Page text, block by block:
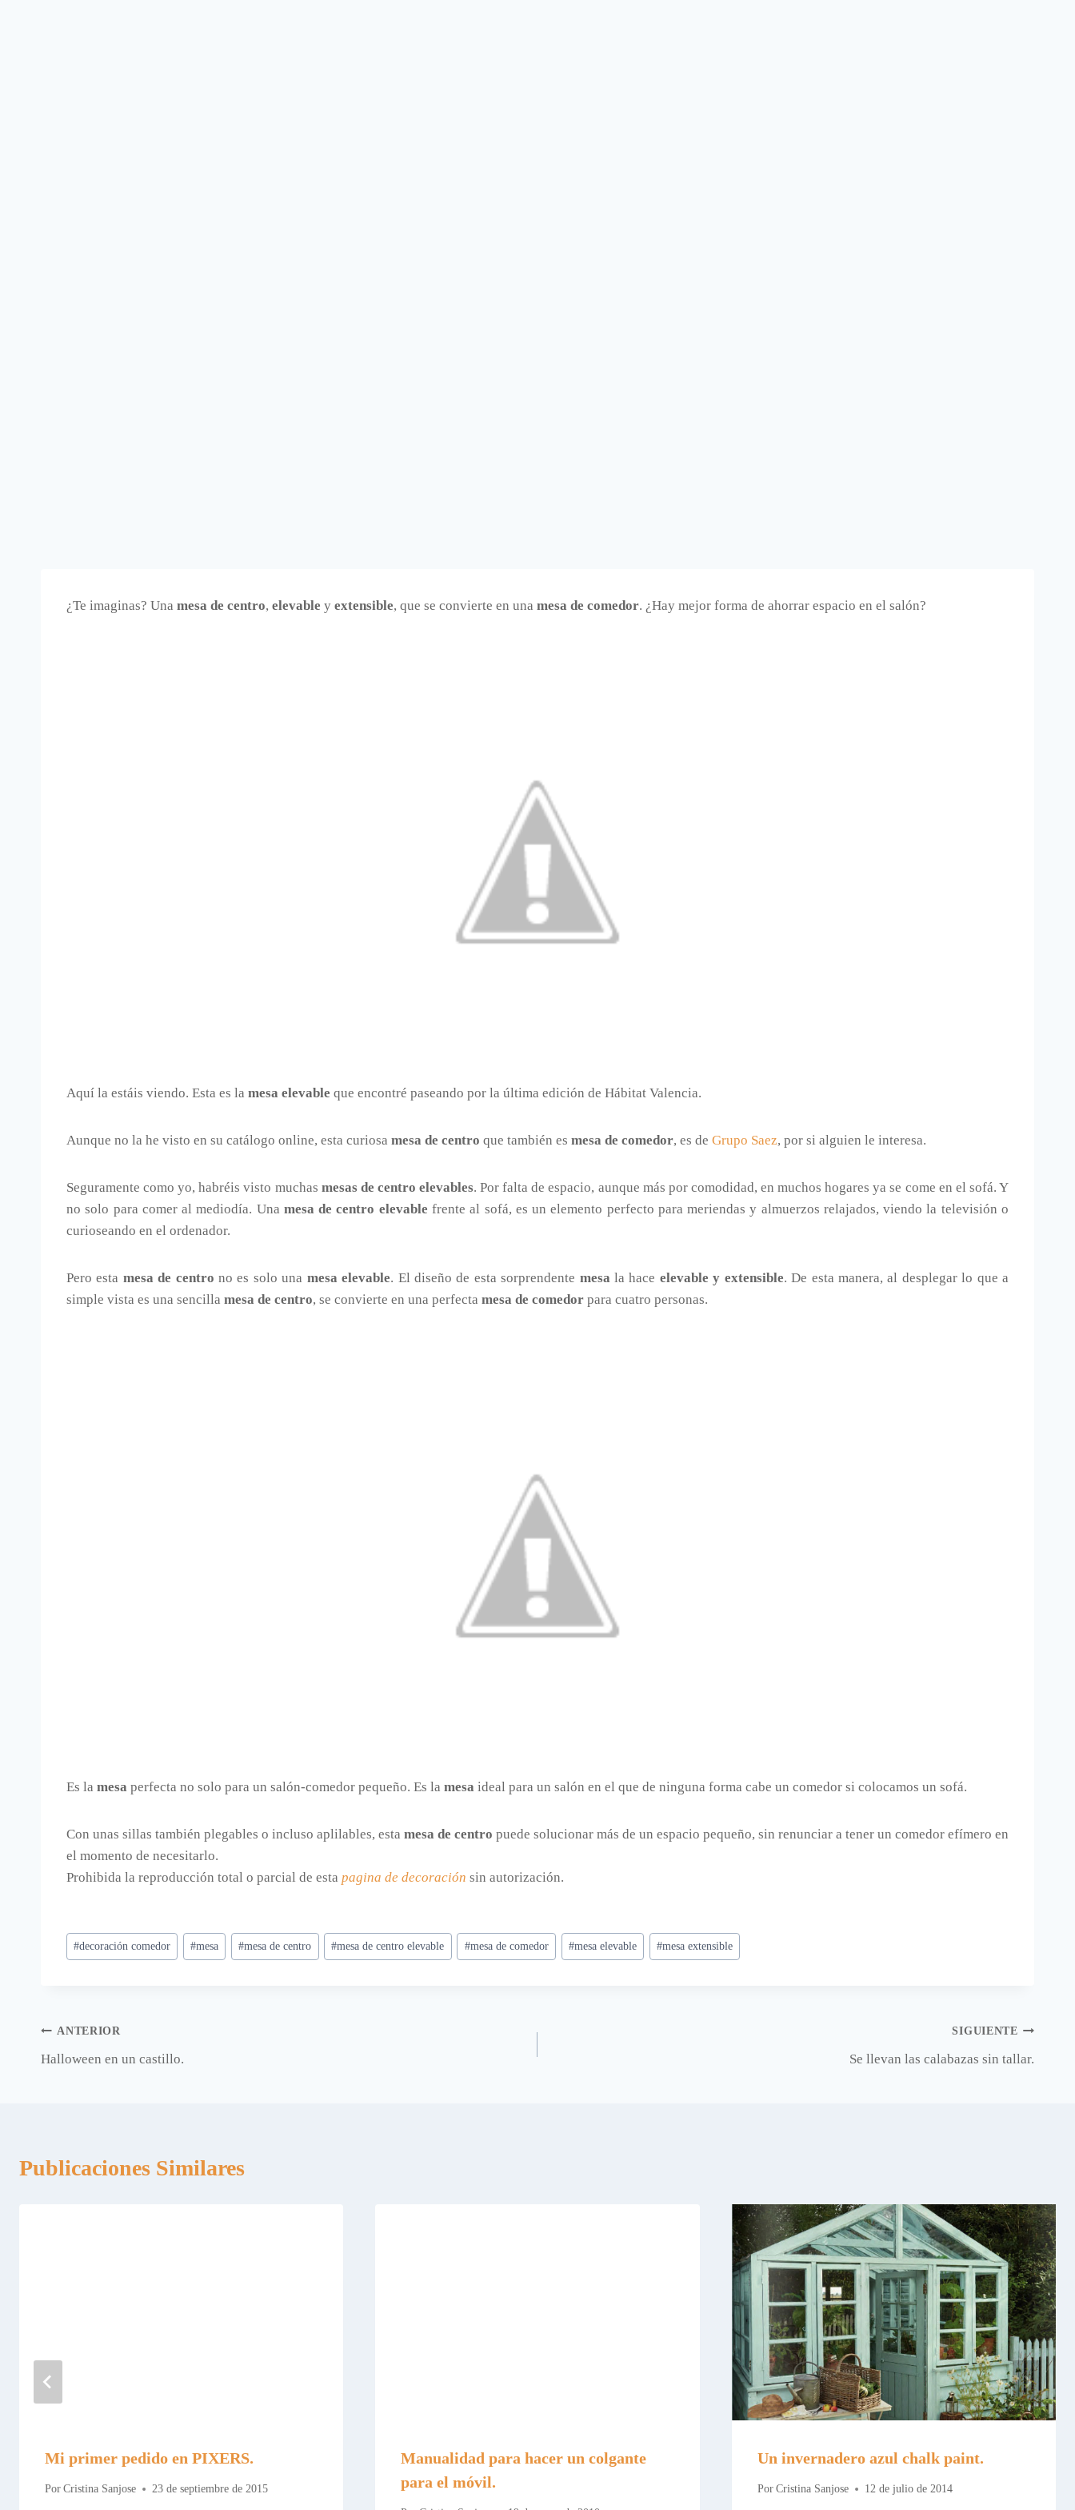
¿Te imaginas? Una mesa de centro, elevable y extensible, que se convierte en una mesa de comedor. ¿Hay mejor forma de ahorrar espacio en el salón?
Aquí la estáis viendo. Esta es la mesa elevable que encontré paseando por la última edición de Hábitat Valencia.
Aunque no la he visto en su catálogo online, esta curiosa mesa de centro que también es mesa de comedor, es de Grupo Saez, por si alguien le interesa.
Seguramente como yo, habréis visto muchas mesas de centro elevables. Por falta de espacio, aunque más por comodidad, en muchos hogares ya se come en el sofá. Y
no solo para comer al mediodía. Una mesa de centro elevable frente al sofá, es un elemento perfecto para meriendas y almuerzos relajados, viendo la televisión o
curioseando en el ordenador.
Pero esta mesa de centro no es solo una mesa elevable. El diseño de esta sorprendente mesa la hace elevable y extensible. De esta manera, al desplegar lo que a
simple vista es una sencilla mesa de centro, se convierte en una perfecta mesa de comedor para cuatro personas.
Es la mesa perfecta no solo para un salón-comedor pequeño. Es la mesa ideal para un salón en el que de ninguna forma cabe un comedor si colocamos un sofá.
Con unas sillas también plegables o incluso aplilables, esta mesa de centro puede solucionar más de un espacio pequeño, sin renunciar a tener un comedor efímero en
el momento de necesitarlo.
Prohibida la reproducción total o parcial de esta pagina de decoración sin autorización.
Etiquetas
de
#decoración comedor #mesa #mesa de centro #mesa de centro elevable #mesa de comedor #mesa elevable #mesa extensible
Navegación
de
ANTERIOR
Halloween en un castillo.
SIGUIENTE
Se llevan las calabazas sin tallar.
Publicaciones Similares
Mi primer pedido en PIXERS.
Por Cristina Sanjose 23 de septiembre de 2015
Manualidad para hacer un colgante
para el móvil.
Un invernadero azul chalk paint.
Por Cristina Sanjose 12 de julio de 2014